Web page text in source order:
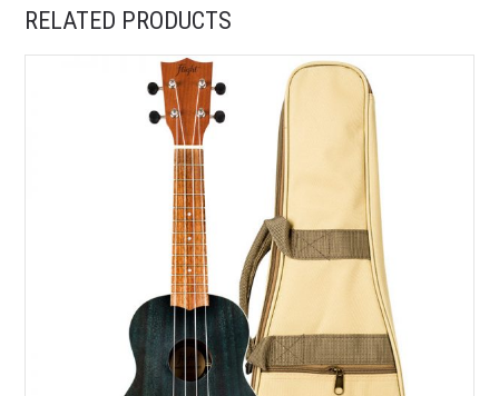
RELATED PRODUCTS